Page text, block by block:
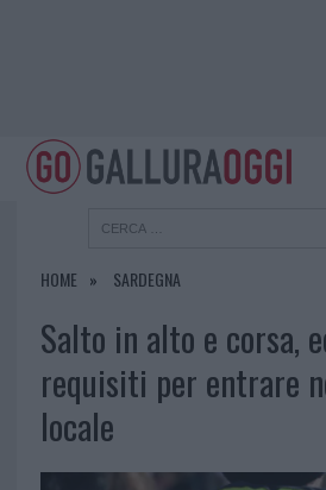
HOME SARDEGNA
Salto in alto e corsa,
requisiti per entrare
locale